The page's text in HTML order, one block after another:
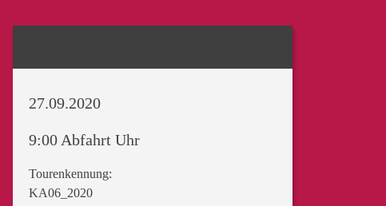
27.09.2020
9:00 Abfahrt Uhr
Tourenkennung:
KA06_2020